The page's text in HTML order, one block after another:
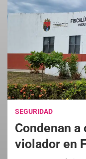
SEGURIDAD
Condenan a
violador en